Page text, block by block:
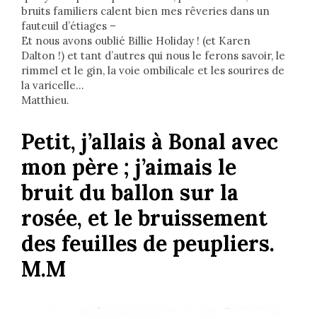
bruits familiers calent bien mes rêveries dans un
fauteuil d’étiages –
Et nous avons oublié Billie Holiday ! (et Karen
Dalton !) et tant d’autres qui nous le ferons savoir, le
rimmel et le gin, la voie ombilicale et les sourires de
la varicelle…
Matthieu.
Petit, j’allais à Bonal avec
mon père ; j’aimais le
bruit du ballon sur la
rosée, et le bruissement
des feuilles de peupliers.
M.M